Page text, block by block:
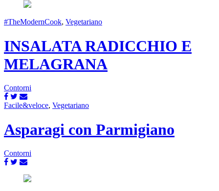
#TheModernCook, Vegetariano
INSALATA RADICCHIO E
MELAGRANA
Contorni
Facile&veloce, Vegetariano
Asparagi con Parmigiano
Contorni